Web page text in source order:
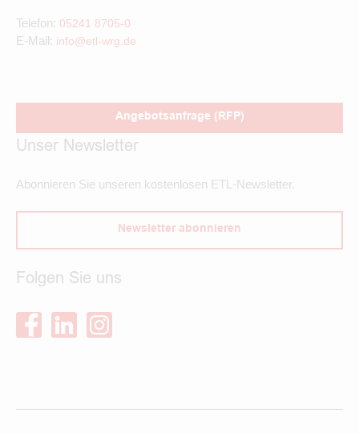
Telefon: 05241 8705-0
E-Mail: info@etl-wrg.de
Angebotsanfrage (RFP)
Unser Newsletter
Abonnieren Sie unseren kostenlosen ETL-Newsletter.
Newsletter abonnieren
Folgen Sie uns